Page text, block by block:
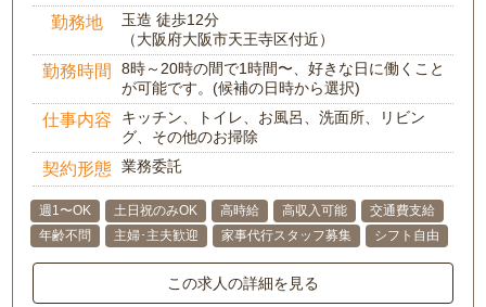
勤務地
玉造 徒歩12分
（大阪府大阪市天王寺区付近）
勤務時間
8時～20時の間で1時間〜、好きな日に働くこと
が可能です。(候補の日時から選択)
仕事内容
キッチン、トイレ、お風呂、洗面所、リビン
グ、その他のお掃除
契約形態 業務委託
週1〜OK 土日祝のみOK 高時給 高収入可能
交通費支給
年齢不問
主婦･主夫歓迎 家事代行スタッフ募集 シフト自由
この求人の詳細を見る